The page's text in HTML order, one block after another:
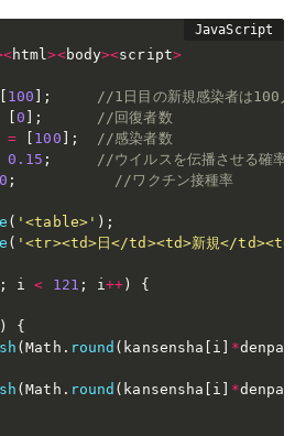
<html><body><script>
100 ;
//1日目の新規感染者は100人
[0 ;
//回復者数
= 100 ;
//感染者数
0.15 ;
//ウイルスを伝播させる確率
0 ; //ワクチン接種率
( '<table>' ) ;
( '<tr><td>日</td><td>新規</
; i < 121 ; i++ ) {
)
{
(Math . round ( kansensha i *denpa
(Math . round ( kansensha i *denpa